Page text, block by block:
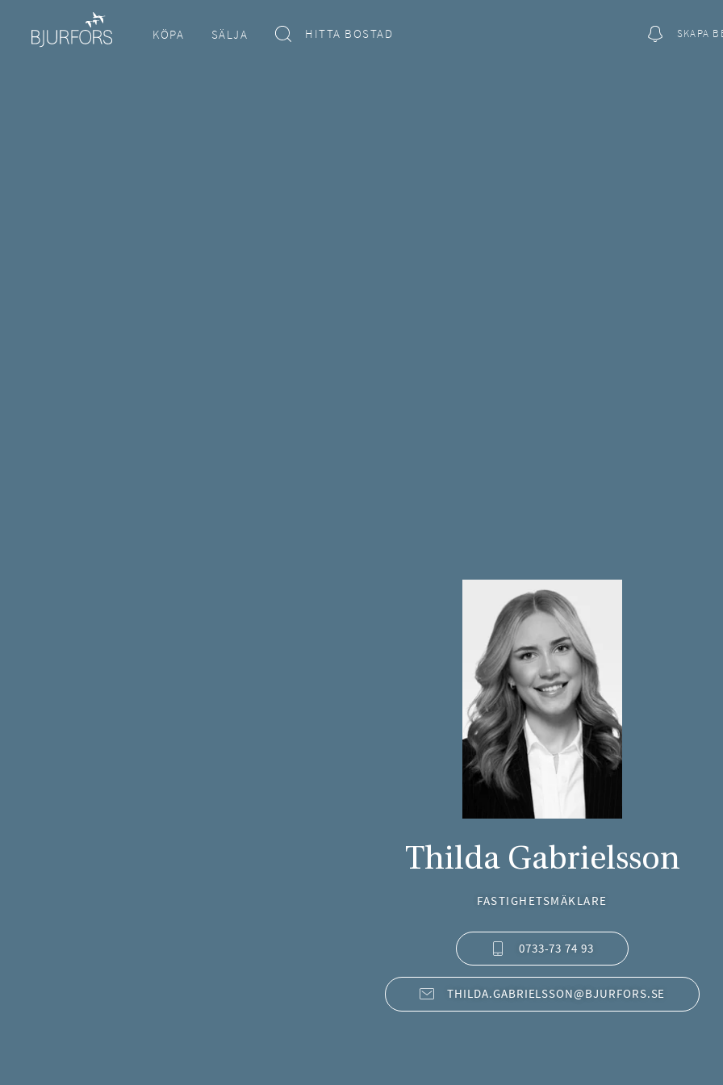
KÖPA SÄLJA HITTA BOSTAD SKAPA
Thilda Gabrielsson
FASTIGHETSMÄKLARE
0733-73 74 93
THILDA.GABRIELSSON@BJURFORS.SE